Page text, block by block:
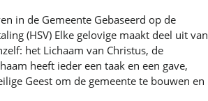
in de Gemeente Gebaseerd op de
(HSV) Elke gelovige maakt deel uit van
het Lichaam van Christus, de
heeft ieder een taak en een gave,
Geest om de gemeente te bouwen en